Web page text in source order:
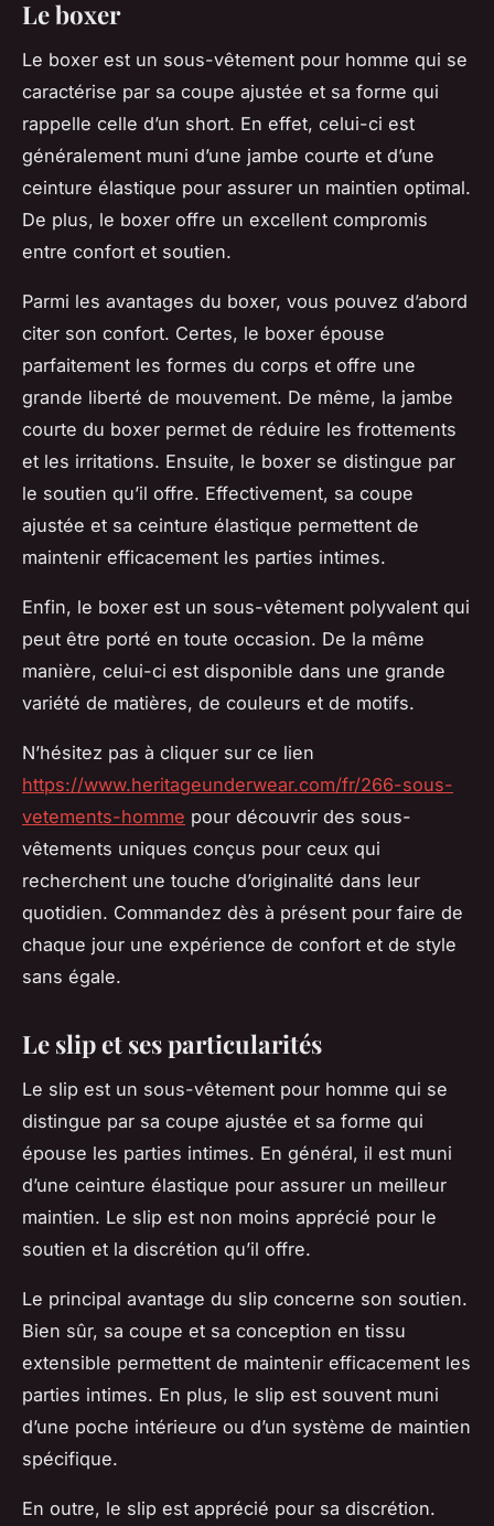
Le boxer
Le boxer est un sous-vêtement pour homme qui se
caractérise par sa coupe ajustée et sa forme qui
rappelle celle d’un short. En effet, celui-ci est
généralement muni d’une jambe courte et d’une
ceinture élastique pour assurer un maintien optimal.
De plus, le boxer offre un excellent compromis
entre confort et soutien.
Parmi les avantages du boxer, vous pouvez d’abord
citer son confort. Certes, le boxer épouse
parfaitement les formes du corps et offre une
grande liberté de mouvement. De même, la jambe
courte du boxer permet de réduire les frottements
et les irritations. Ensuite, le boxer se distingue par
le soutien qu’il offre. Effectivement, sa coupe
ajustée et sa ceinture élastique permettent de
maintenir efficacement les parties intimes.
Enfin, le boxer est un sous-vêtement polyvalent qui
peut être porté en toute occasion. De la même
manière, celui-ci est disponible dans une grande
variété de matières, de couleurs et de motifs.
N’hésitez pas à cliquer sur ce lien
https://www.heritageunderwear.com/fr/266-sous-
vetements-homme pour découvrir des sous-
vêtements uniques conçus pour ceux qui
recherchent une touche d’originalité dans leur
quotidien. Commandez dès à présent pour faire de
chaque jour une expérience de confort et de style
sans égale.
Le slip et ses particularités
Le slip est un sous-vêtement pour homme qui se
distingue par sa coupe ajustée et sa forme qui
épouse les parties intimes. En général, il est muni
d’une ceinture élastique pour assurer un meilleur
maintien. Le slip est non moins apprécié pour le
soutien et la discrétion qu’il offre.
Le principal avantage du slip concerne son soutien.
Bien sûr, sa coupe et sa conception en tissu
extensible permettent de maintenir efficacement les
parties intimes. En plus, le slip est souvent muni
d’une poche intérieure ou d’un système de maintien
spécifique.
En outre, le slip est apprécié pour sa discrétion.